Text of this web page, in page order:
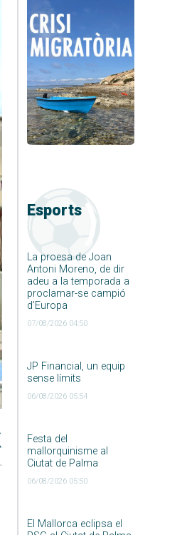
Esports
La proesa de Joan
Antoni Moreno, de dir
adeu a la temporada a
proclamar-se campió
d’Europa
07/08/2026 04:50
JP Financial, un equip
sense límits
06/08/2026 05:54
Festa del
mallorquinisme al
Ciutat de Palma
06/08/2026 05:50
El Mallorca eclipsa el